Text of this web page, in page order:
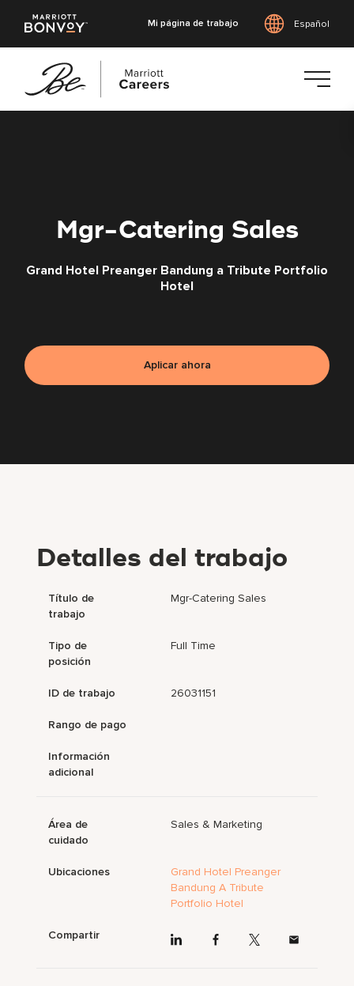
Mi página de trabajo Español
Mgr-Catering Sales
Grand Hotel Preanger Bandung a Tribute Portfolio
Hotel
Aplicar ahora
Detalles del trabajo
Título de
trabajo
Mgr-Catering Sales
Tipo de
posición
Full Time
ID de trabajo 26031151
Rango de pago
Información
adicional
Área de
cuidado
Sales & Marketing
Ubicaciones
Grand Hotel Preanger
Bandung A Tribute
Portfolio Hotel
Compartir